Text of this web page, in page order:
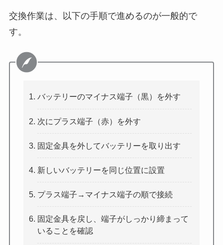
交換作業は、以下の手順で進めるのが一般的で
す。
バッテリーのマイナス端子（黒）を外す
次にプラス端子（赤）を外す
固定金具を外してバッテリーを取り出す
新しいバッテリーを同じ位置に設置
プラス端子→マイナス端子の順で接続
固定金具を戻し、端子がしっかり締まって
いることを確認